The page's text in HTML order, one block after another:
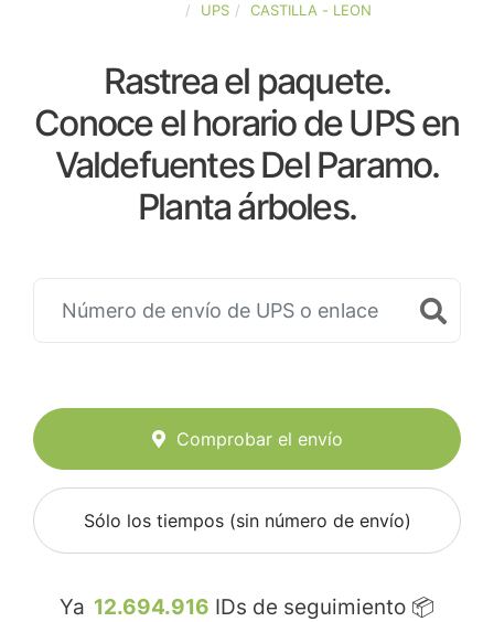
UPS CASTILLA - LEON
Rastrea el paquete.
Conoce el horario de UPS en
Valdefuentes Del Paramo.
Planta árboles.
Comprobar el envío
Sólo los tiempos (sin número de envío)
Ya 12.694.916 IDs de seguimiento 📦